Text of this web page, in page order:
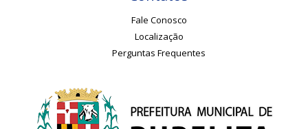
Fale Conosco
Localização
Perguntas Frequentes